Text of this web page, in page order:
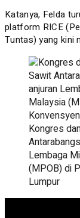
Katanya, Felda
platform RICE
Tuntas) yang kini
Kongres
Lembaga
(MPOB) di
Lumpur